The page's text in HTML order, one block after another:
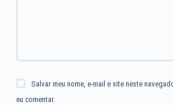
Salvar meu nome, e-mail e site neste
eu comentar.